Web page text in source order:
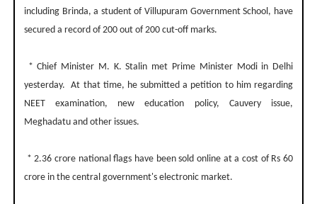
including Brinda, a student of Villupuram Government School, have
secured a record of 200 out of 200 cut-off marks.
* Chief Minister M. K. Stalin met Prime Minister Modi in Delhi
yesterday. At that time, he submitted a petition to him regarding
NEET examination, new education policy, Cauvery issue,
Meghadatu and other issues.
* 2.36 crore national flags have been sold online at a cost of Rs 60
crore in the central government's electronic market.